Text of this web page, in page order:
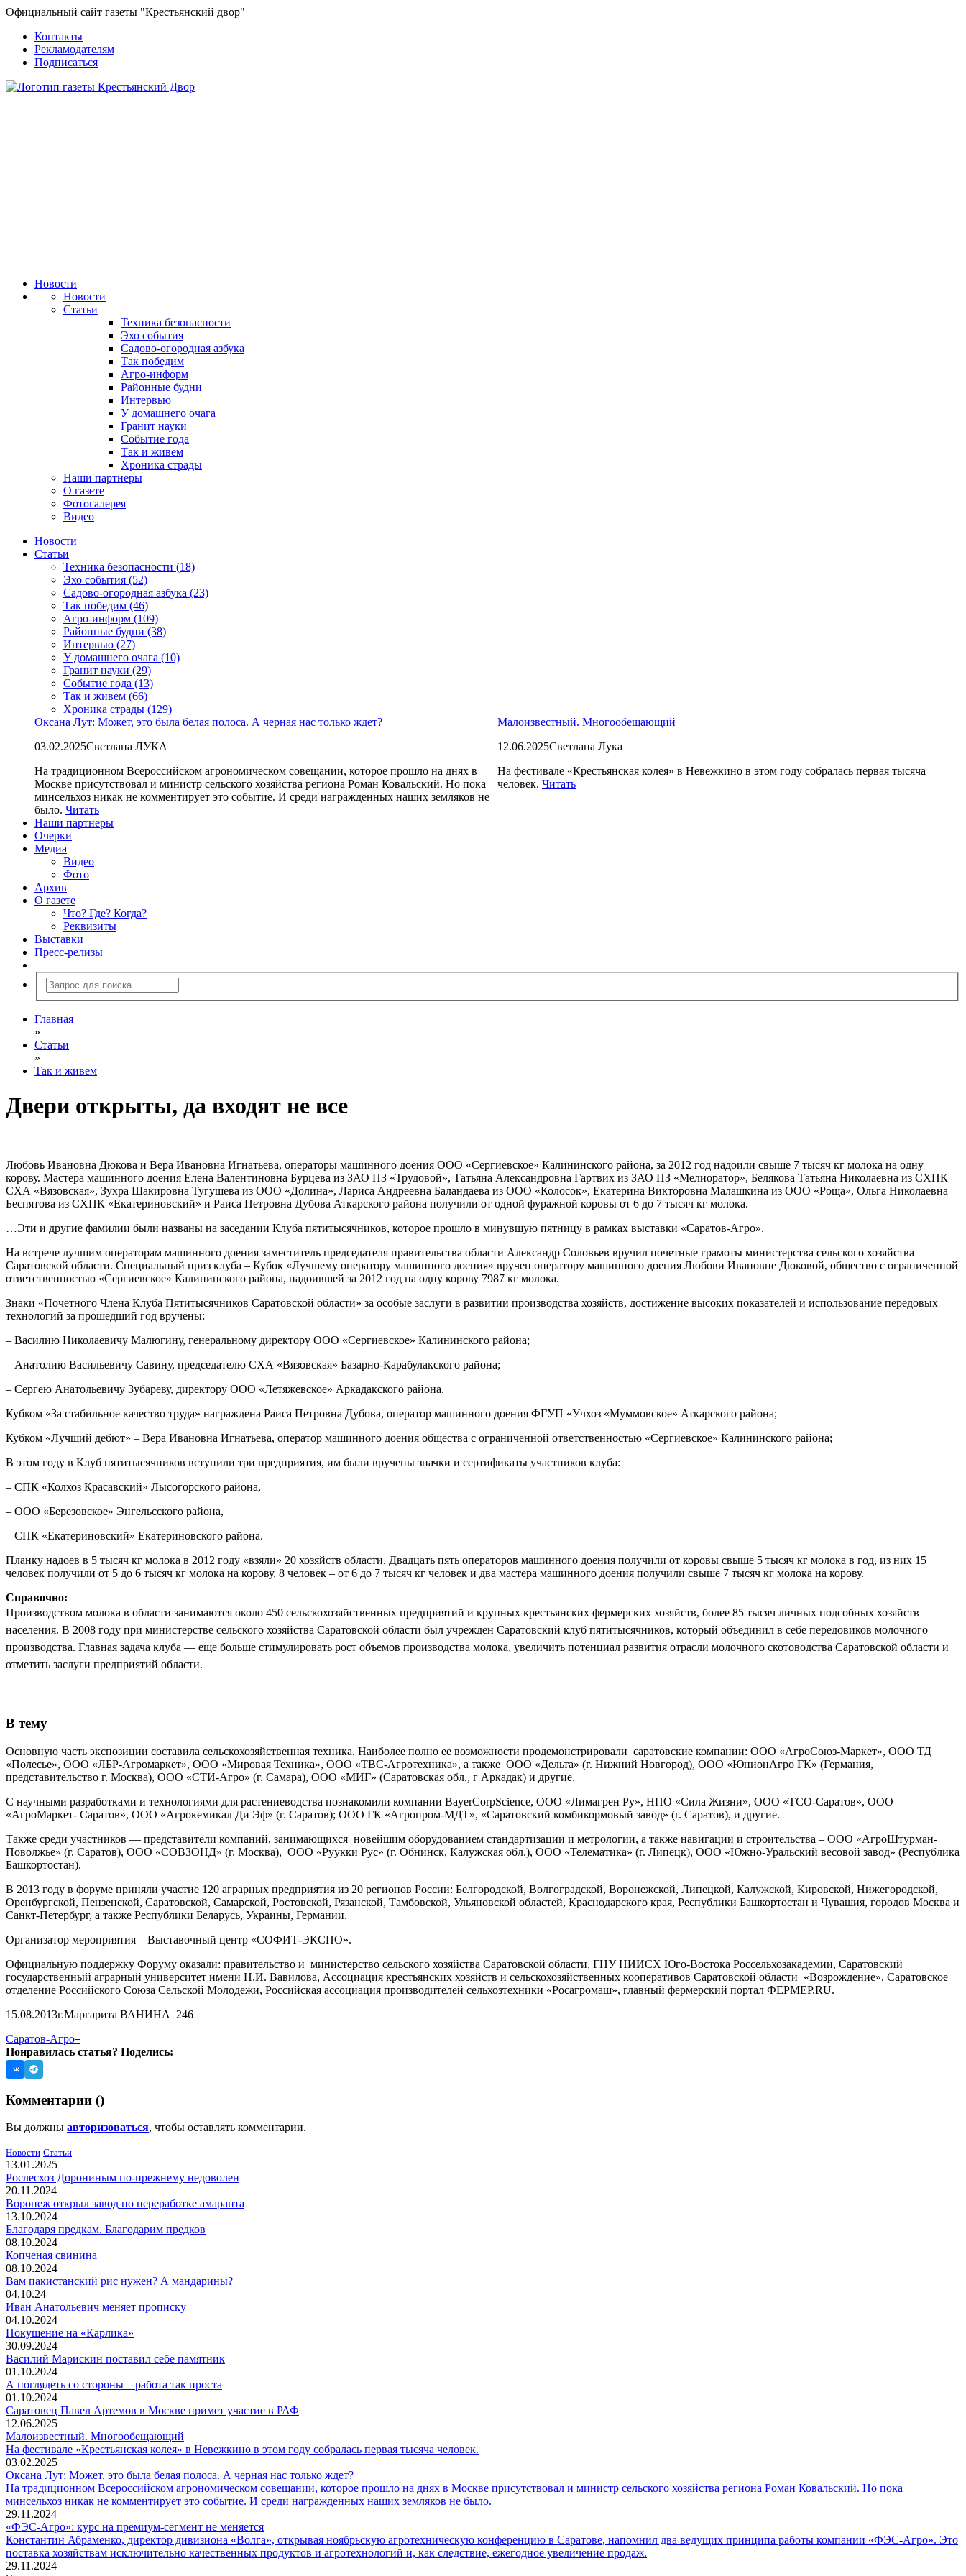
Официальный сайт газеты "Крестьянский двор"
Контакты
Рекламодателям
Подписаться
Новости
Новости
Статьи
Техника безопасности
Эхо события
Садово-огородная азбука
Так победим
Агро-информ
Районные будни
Интервью
У домашнего очага
Гранит науки
Событие года
Так и живем
Хроника страды
Наши партнеры
О газете
Фотогалерея
Видео
Новости
Статьи
Техника безопасности (18)
Эхо события (52)
Садово-огородная азбука (23)
Так победим (46)
Агро-информ (109)
Районные будни (38)
Интервью (27)
У домашнего очага (10)
Гранит науки (29)
Событие года (13)
Так и живем (66)
Хроника страды (129)
Малоизвестный. Многообещающий
12.06.2025Светлана Лука
На фестивале «Крестьянская колея» в Невежкино в этом году собралась первая тысяча
человек. Читать
Оксана Лут: Может, это была белая полоса. А черная нас только ждет?
03.02.2025Светлана ЛУКА
На традиционном Всероссийском агрономическом совещании, которое прошло на днях в
Москве присутствовал и министр сельского хозяйства региона Роман Ковальский. Но пока
минсельхоз никак не комментирует это событие. И среди награжденных наших земляков не
было. Читать
Наши партнеры
Очерки
Медиа
Видео
Фото
Архив
О газете
Что? Где? Когда?
Реквизиты
Выставки
Пресс-релизы
Главная
»
Статьи
»
Так и живем
Двери открыты, да входят не все
Любовь Ивановна Дюкова и Вера Ивановна Игнатьева, операторы машинного доения ООО «Сергиевское» Калининского района, за 2012 год надоили свыше 7 тысяч кг молока на одну
корову. Мастера машинного доения Елена Валентиновна Бурцева из ЗАО ПЗ «Трудовой», Татьяна Александровна Гартвих из ЗАО ПЗ «Мелиоратор», Белякова Татьяна Николаевна из СХПК
СХА «Вязовская», Зухра Шакировна Тугушева из ООО «Долина», Лариса Андреевна Баландаева из ООО «Колосок», Екатерина Викторовна Малашкина из ООО «Роща», Ольга Николаевна
Беспятова из СХПК «Екатериновский» и Раиса Петровна Дубова Аткарского района получили от одной фуражной коровы от 6 до 7 тысяч кг молока.
…Эти и другие фамилии были названы на заседании Клуба пятитысячников, которое прошло в минувшую пятницу в рамках выставки «Саратов-Агро».
На встрече лучшим операторам машинного доения заместитель председателя правительства области Александр Соловьев вручил почетные грамоты министерства сельского хозяйства
Саратовской области. Специальный приз клуба – Кубок «Лучшему оператору машинного доения» вручен оператору машинного доения Любови Ивановне Дюковой, общество с ограниченной
ответственностью «Сергиевское» Калининского района, надоившей за 2012 год на одну корову 7987 кг молока.
Знаки «Почетного Члена Клуба Пятитысячников Саратовской области» за особые заслуги в развитии производства хозяйств, достижение высоких показателей и использование передовых
технологий за прошедший год вручены:
– Василию Николаевичу Малюгину, генеральному директору ООО «Сергиевское» Калининского района;
– Анатолию Васильевичу Савину, председателю СХА «Вязовская» Базарно-Карабулакского района;
– Сергею Анатольевичу Зубареву, директору ООО «Летяжевское» Аркадакского района.
Кубком «За стабильное качество труда» награждена Раиса Петровна Дубова, оператор машинного доения ФГУП «Учхоз «Муммовское» Аткарского района;
Кубком «Лучший дебют» – Вера Ивановна Игнатьева, оператор машинного доения общества с ограниченной ответственностью «Сергиевское» Калининского района;
В этом году в Клуб пятитысячников вступили три предприятия, им были вручены значки и сертификаты участников клуба:
– СПК «Колхоз Красавский» Лысогорского района,
– ООО «Березовское» Энгельсского района,
– СПК «Екатериновский» Екатериновского района.
Планку надоев в 5 тысяч кг молока в 2012 году «взяли» 20 хозяйств области. Двадцать пять операторов машинного доения получили от коровы свыше 5 тысяч кг молока в год, из них 15
человек получили от 5 до 6 тысяч кг молока на корову, 8 человек – от 6 до 7 тысяч кг человек и два мастера машинного доения получили свыше 7 тысяч кг молока на корову.
Справочно:
Производством молока в области занимаются около 450 сельскохозяйственных предприятий и крупных крестьянских фермерских хозяйств, более 85 тысяч личных подсобных хозяйств
населения. В 2008 году при министерстве сельского хозяйства Саратовской области был учрежден Саратовский клуб пятитысячников, который объединил в себе передовиков молочного
производства. Главная задача клуба — еще больше стимулировать рост объемов производства молока, увеличить потенциал развития отрасли молочного скотоводства Саратовской области и
отметить заслуги предприятий области.
В тему
Основную часть экспозиции составила сельскохозяйственная техника. Наиболее полно ее возможности продемонстрировали саратовские компании: ООО «АгроСоюз-Маркет», ООО ТД
«Полесье», ООО «ЛБР-Агромаркет», ООО «Мировая Техника», ООО «ТВС-Агротехника», а также ООО «Дельта» (г. Нижний Новгород), ООО «ЮнионАгро ГК» (Германия,
представительство г. Москва), ООО «СТИ-Агро» (г. Самара), ООО «МИГ» (Саратовская обл., г Аркадак) и другие.
С научными разработками и технологиями для растениеводства познакомили компании BayerCorpScience, ООО «Лимагрен Ру», НПО «Сила Жизни», ООО «ТСО-Саратов», ООО
«АгроМаркет- Саратов», ООО «Агрокемикал Ди Эф» (г. Саратов); ООО ГК «Агропром-МДТ», «Саратовский комбикормовый завод» (г. Саратов), и другие.
Также среди участников — представители компаний, занимающихся новейшим оборудованием стандартизации и метрологии, а также навигации и строительства – ООО «АгроШтурман-
Поволжье» (г. Саратов), ООО «СОВЗОНД» (г. Москва), ООО «Руукки Рус» (г. Обнинск, Калужская обл.), ООО «Телематика» (г. Липецк), ООО «Южно-Уральский весовой завод» (Республика
Башкортостан).
В 2013 году в форуме приняли участие 120 аграрных предприятия из 20 регионов России: Белгородской, Волгоградской, Воронежской, Липецкой, Калужской, Кировской, Нижегородской,
Оренбургской, Пензенской, Саратовской, Самарской, Ростовской, Рязанской, Тамбовской, Ульяновской областей, Краснодарского края, Республики Башкортостан и Чувашия, городов Москва и
Санкт-Петербург, а также Республики Беларусь, Украины, Германии.
Организатор мероприятия – Выставочный центр «СОФИТ-ЭКСПО».
Официальную поддержку Форуму оказали: правительство и министерство сельского хозяйства Саратовской области, ГНУ НИИСХ Юго-Востока Россельхозакадемии, Саратовский
государственный аграрный университет имени Н.И. Вавилова, Ассоциация крестьянских хозяйств и сельскохозяйственных кооперативов Саратовской области «Возрождение», Саратовское
отделение Российского Союза Сельской Молодежи, Российская ассоциация производителей сельхозтехники «Росагромаш», главный фермерский портал ФЕРМЕР.RU.
15.08.2013г.Маргарита ВАНИНА 246
Саратов-Агро
Понравилась статья? Поделись:
Комментарии ()
Вы должны авторизоваться, чтобы оставлять комментарии.
Новости Статьи
13.01.2025
Рослесхоз Дорониным по-прежнему недоволен
20.11.2024
Воронеж открыл завод по переработке амаранта
13.10.2024
Благодаря предкам. Благодарим предков
08.10.2024
Копченая свинина
08.10.2024
Вам пакистанский рис нужен? А мандарины?
04.10.24
Иван Анатольевич меняет прописку
04.10.2024
Покушение на «Карлика»
30.09.2024
Василий Марискин поставил себе памятник
01.10.2024
А поглядеть со стороны – работа так проста
01.10.2024
Саратовец Павел Артемов в Москве примет участие в РАФ
12.06.2025
Малоизвестный. Многообещающий
На фестивале «Крестьянская колея» в Невежкино в этом году собралась первая тысяча человек.
03.02.2025
Оксана Лут: Может, это была белая полоса. А черная нас только ждет?
На традиционном Всероссийском агрономическом совещании, которое прошло на днях в Москве присутствовал и министр сельского хозяйства региона Роман Ковальский. Но пока
минсельхоз никак не комментирует это событие. И среди награжденных наших земляков не было.
29.11.2024
«ФЭС-Агро»: курс на премиум-сегмент не меняется
Константин Абраменко, директор дивизиона «Волга», открывая ноябрьскую агротехническую конференцию в Саратове, напомнил два ведущих принципа работы компании «ФЭС-Агро». Это
поставка хозяйствам исключительно качественных продуктов и агротехнологий и, как следствие, ежегодное увеличение продаж.
29.11.2024